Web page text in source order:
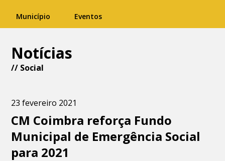
Município Eventos
Notícias
// Social
23 fevereiro 2021
CM Coimbra reforça Fundo
Municipal de Emergência Social
para 2021